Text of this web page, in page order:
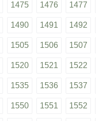
1475 1476 1477
1490 1491 1492
1505 1506 1507
1520 1521 1522
1535 1536 1537
1550 1551 1552